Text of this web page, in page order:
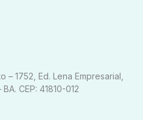
1752, Ed. Lena Empresarial,
CEP: 41810-012